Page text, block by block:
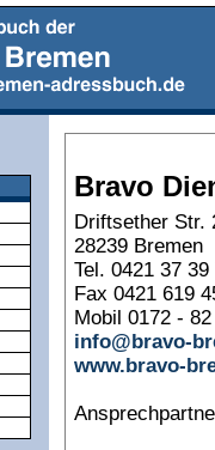
Bravo
Driftsether Str.
28239 Bremen
Tel. 0421 37 39
Fax 0421 619
Mobil 0172 -
info@bravo-
www.bravo-